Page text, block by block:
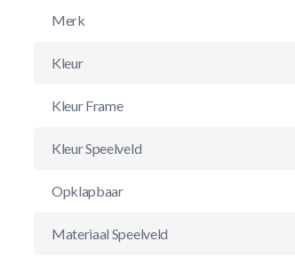
Merk
Kleur
Kleur Frame
Kleur Speelveld
Opklapbaar
Materiaal Speelveld